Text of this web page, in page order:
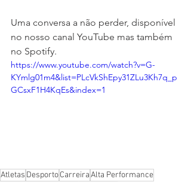
Uma conversa a não perder, disponível
no nosso canal YouTube mas também
no Spotify.
https://www.youtube.com/watch?v=G-
KYmlg01m4&list=PLcVkShEpy31ZLu3Kh7q_p
GCsxF1H4KqEs&index=1
Atletas DesportoCarreiraAlta Performance